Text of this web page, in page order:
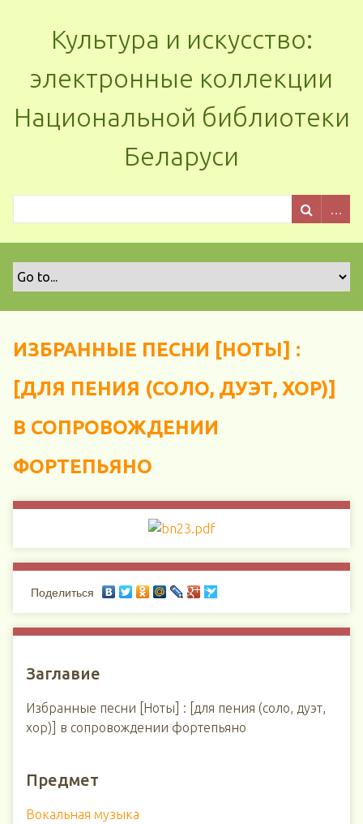
Культура и искусство:
электронные коллекции
Национальной библиотеки
Беларуси
ИЗБРАННЫЕ ПЕСНИ [НОТЫ] :
[ДЛЯ ПЕНИЯ (СОЛО, ДУЭТ, ХОР)]
В СОПРОВОЖДЕНИИ
ФОРТЕПЬЯНО
Поделиться
Заглавие
Избранные песни [Ноты] : [для пения (соло, дуэт,
хор)] в сопровождении фортепьяно
Предмет
Вокальная музыка